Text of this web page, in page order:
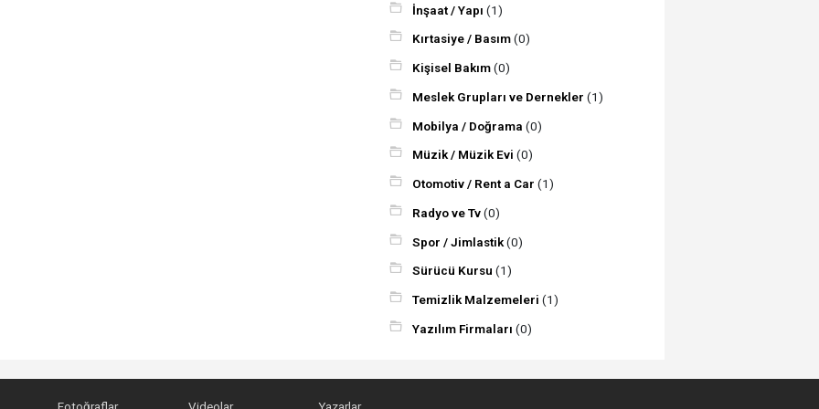
İnşaat / Yapı (1)
Kırtasiye / Basım(0)
Kişisel Bakım(0)
Meslek Grupları ve Dernekler (1)
Mobilya / Doğrama (0)
Müzik / Müzik Evi (0)
Otomotiv / Rent a Car (1)
Radyo ve Tv(0)
Spor / Jimlastik(0)
Sürücü Kursu (1)
Temizlik Malzemeleri (1)
Yazılım Firmaları (0)